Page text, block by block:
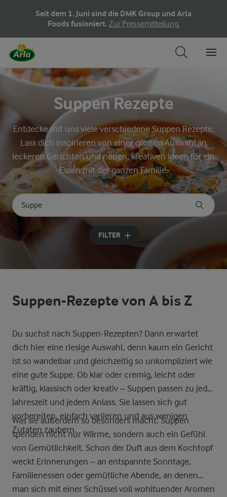
Seit dem 1. Juni sind die DMK Group und Arla
Foods fusioniert. Zur Pressemitteilung.
Suppen Rezepte
Entdecke mit uns viele verschiedene Suppen Rezepte.
Lass dich inspirieren von einer großen Auswahl an
leckeren Gerichten und neuen, kreativen Ideen für ein
Essen mit der ganzen Familie.
Nach Kategorie suchen
Geben Sie Suchbegriffe ein
FILTER
Suppen-Rezepte von A bis Z
Du suchst nach Suppen-Rezepten? Dann erwartet
dich hier eine riesige Auswahl, denn kaum ein Gericht
ist so wandelbar und gleichzeitig so unkompliziert wie
eine gute Suppe. Ob klar oder cremig, leicht oder
kräftig, klassisch oder kreativ – Suppen passen zu jeder
Jahreszeit und jedem Anlass. Sie lassen sich gut
vorbereiten, einfach variieren und aus wenigen
Zutaten zaubern.
Was sie außerdem so besonders macht: Suppen
spenden nicht nur Wärme, sondern auch ein Gefühl
von Gemütlichkeit. Schon der Duft aus dem Kochtopf
weckt Erinnerungen – an entspannte Sonntage,
Familienessen oder gemütliche Abende, an denen
man sich mit einer Schüssel voll wohltuender Aromen